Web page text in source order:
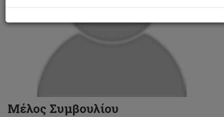
Μέλος Συμβουλίου